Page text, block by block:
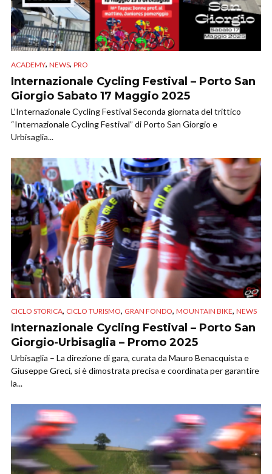
ACADEMY, NEWS, PRO
Internazionale Cycling Festival – Porto San
Giorgio Sabato 17 Maggio 2025
L’Internazionale Cycling Festival Seconda giornata del trittico
“Internazionale Cycling Festival” di Porto San Giorgio e
Urbisaglia...
CICLO STORICA, CICLO TURISMO, GRAN FONDO, MOUNTAIN BIKE, NEWS
Internazionale Cycling Festival – Porto San
Giorgio-Urbisaglia – Promo 2025
Urbisaglia – La direzione di gara, curata da Mauro Benacquista e
Giuseppe Greci, si è dimostrata precisa e coordinata per garantire
la...